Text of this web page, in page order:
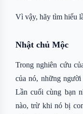
Vì vậy, hãy tìm hiểu
Nhật chủ Mộc
Trong nghiên cứu
của nó, những
Lần cuối cùng bạn
nào, trừ khi nó bị